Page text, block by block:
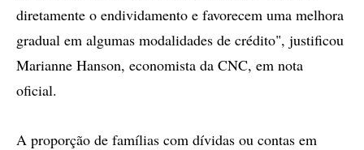
diretamente o endividamento e favorecem uma melhora
gradual em algumas modalidades de crédito", justificou
Marianne Hanson, economista da CNC, em nota
oficial.
A proporção de famílias com dívidas ou contas em